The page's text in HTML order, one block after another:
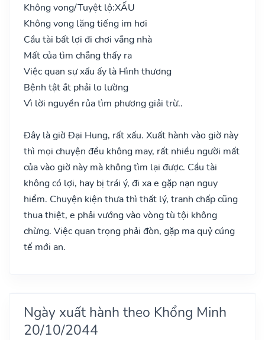
Không vong/Tuyệt lộ:XẤU
Không vong lặng tiếng im hơi
Cầu tài bất lợi đi chơi vắng nhà
Mất của tìm chẳng thấy ra
Việc quan sự xấu ấy là Hình thương
Bệnh tật ắt phải lo lường
Vì lời nguyền rủa tìm phương giải trừ..
Đây là giờ Đại Hung, rất xấu. Xuất hành vào giờ này
thì mọi chuyện đều không may, rất nhiều người mất
của vào giờ này mà không tìm lại được. Cầu tài
không có lợi, hay bị trái ý, đi xa e gặp nạn nguy
hiểm. Chuyện kiện thưa thì thất lý, tranh chấp cũng
thua thiệt, e phải vướng vào vòng tù tội không
chừng. Việc quan trọng phải đòn, gặp ma quỷ cúng
tế mới an.
Ngày xuất hành theo Khổng Minh
20/10/2044